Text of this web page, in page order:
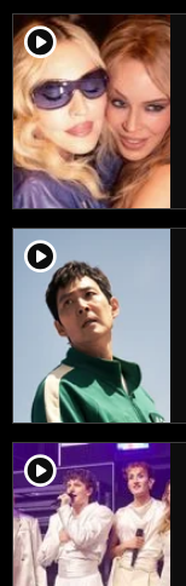
player2
player2
player2